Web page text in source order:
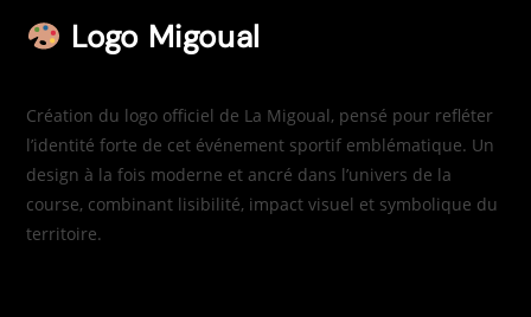
Logo Migoual
Création du logo officiel de La Migoual, pensé pour refléter
l’identité forte de cet événement sportif emblématique. Un
design à la fois moderne et ancré dans l’univers de la
course, combinant lisibilité, impact visuel et symbolique du
territoire.